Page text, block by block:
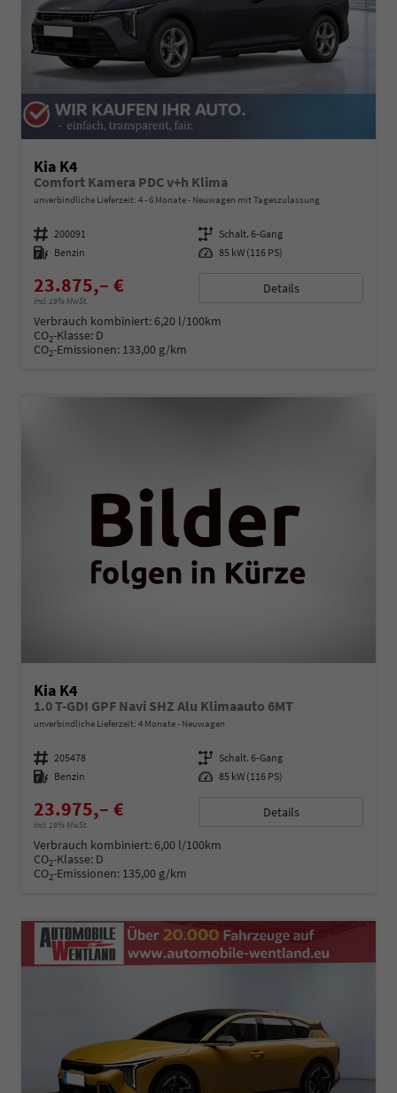
Kia K4
Comfort Kamera PDC v+h Klima
unverbindliche Lieferzeit: 4 - 6 Monate Neuwagen mit Tageszulassung
Fahrzeugnummer 200091 Getriebe Schalt. 6-Gang
Kraftstoff Benzin Leistung 85 kW (116 PS)
23.875,– €
incl. 19% MwSt.
Details
Verbrauch kombiniert:6,20 l/100km
CO2-Klasse: D
CO2-Emissionen: 133,00 g/km
Kia K4
1.0 T-GDI GPF Navi SHZ Alu Klimaauto 6MT
unverbindliche Lieferzeit: 4 Monate Neuwagen
Fahrzeugnummer 205478 Getriebe Schalt. 6-Gang
Kraftstoff Benzin Leistung 85 kW (116 PS)
23.975,– €
incl. 19% MwSt.
Details
Verbrauch kombiniert:6,00 l/100km
CO2-Klasse: D
CO2-Emissionen: 135,00 g/km